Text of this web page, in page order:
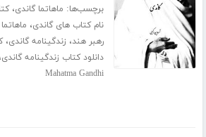
برچسب‌ها: ماهاتما گاندی،
نام کتاب های گاندی،
رهبر هند، زندگینامه گاندی،
دانلود کتاب زندگینامه گاندی،
Mahatma Gandhi